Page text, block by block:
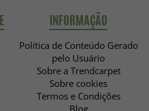
INFORMAÇÃO
Política de Conteúdo Gerado
pelo Usuário
Sobre a Trendcarpet
Sobre cookies
Termos e Condições
Blog